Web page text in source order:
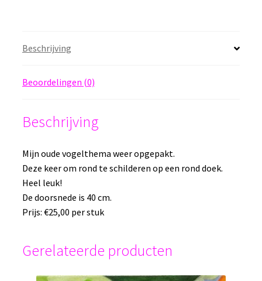
Beschrijving
Beoordelingen (0)
Beschrijving
Mijn oude vogelthema weer opgepakt.
Deze keer om rond te schilderen op een rond doek.
Heel leuk!
De doorsnede is 40 cm.
Prijs: €25,00 per stuk
Gerelateerde producten